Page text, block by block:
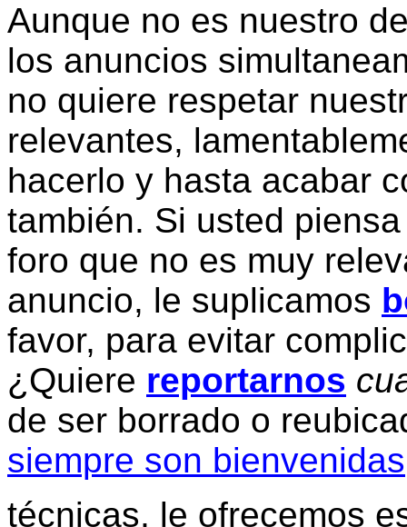
Aunque no es nuestro
los anuncios
no quiere respetar
relevantes,
hacerlo y hasta acabar
también. Si usted
foro que no es muy
anuncio, le suplicamos
favor, para evitar
¿Quiere reportarnos
de ser borrado o
siempre son bienvenidas
técnicas, le ofrecemos